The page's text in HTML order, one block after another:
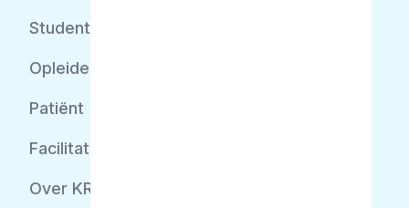
Student
Opleider
Patiënt
Facilitator
Over KRT